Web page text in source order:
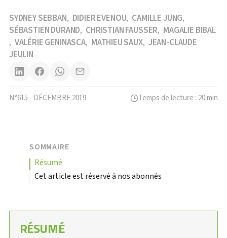
SYDNEY SEBBAN, DIDIER EVENOU, CAMILLE JUNG,
SÉBASTIEN DURAND, CHRISTIAN FAUSSER, MAGALIE BIBAL
, VALÉRIE GENINASCA, MATHIEU SAUX, JEAN-CLAUDE
JEULIN
N°615 - DÉCEMBRE 2019 Temps de lecture : 20 min
SOMMAIRE
résumé
Cet article est réservé à nos abonnés
RÉSUMÉ